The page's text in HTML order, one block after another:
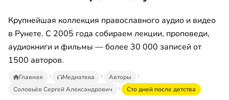
Крупнейшая коллекция православного аудио и видео
в Рунете. С 2005 года собираем лекции, проповеди,
аудиокниги и фильмы — более 30 000 записей от
1500 авторов.
Главная Медиатека
Авторы
Соловьёв Сергей Александрович
Сто дней после детства